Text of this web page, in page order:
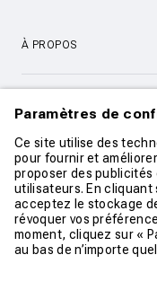
À PROPOS
CONTACT